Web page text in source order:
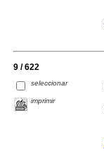
9 / 622
seleccionar
imprimir